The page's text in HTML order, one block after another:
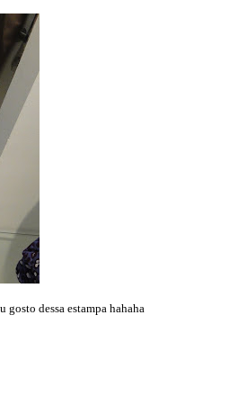
gosto dessa estampa hahaha